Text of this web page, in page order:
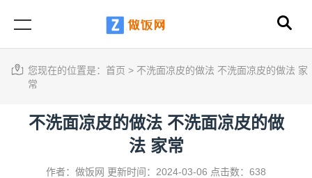
您现在的位置是： 首页 > 不洗面凉皮的做法 不洗面凉皮的做法 家
常
不洗面凉皮的做法 不洗面凉皮的做
法 家常
作者：做饭网 更新时间：2024-03-06 点击数：638